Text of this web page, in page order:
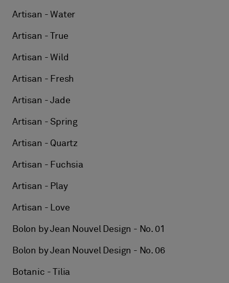
Artisan - Water
Artisan - True
Artisan - Wild
Artisan - Fresh
Artisan - Jade
Artisan - Spring
Artisan - Quartz
Artisan - Fuchsia
Artisan - Play
Artisan - Love
Bolon by Jean Nouvel Design - No. 01
Bolon by Jean Nouvel Design - No. 06
Botanic - Tilia